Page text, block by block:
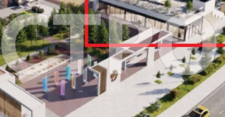
Характеристики помещения
№ объявления
105472
Дата размещения
20.11.2023
Город
Москва
Адрес
Василия Ланового улица, д.1к2
Расположено
Жилой дом
Этаж